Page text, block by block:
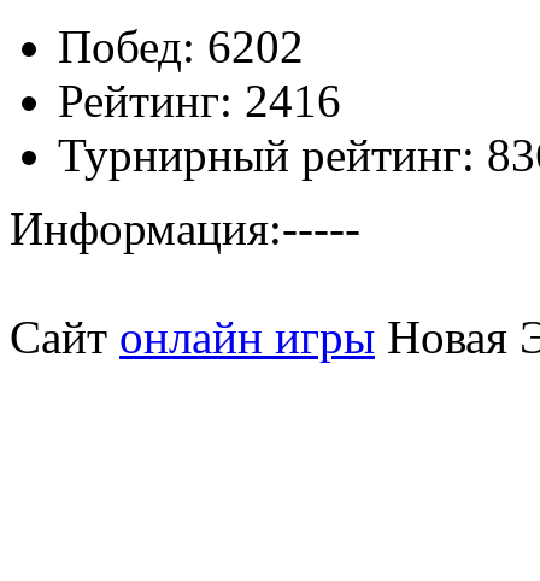
Побед: 6202
Рейтинг: 2416
Турнирный рейтинг:
Информация:-----
Сайт онлайн игры Новая